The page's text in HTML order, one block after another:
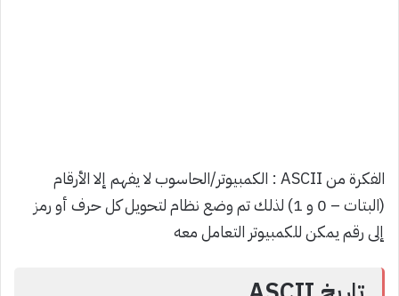
الفكرة من ASCII : الكمبيوتر/الحاسوب لا يفهم إلا الأرقام
(البتات – 0 و 1) لذلك تم وضع نظام لتحويل كل حرف أو رمز
إلى رقم يمكن للكمبيوتر التعامل معه